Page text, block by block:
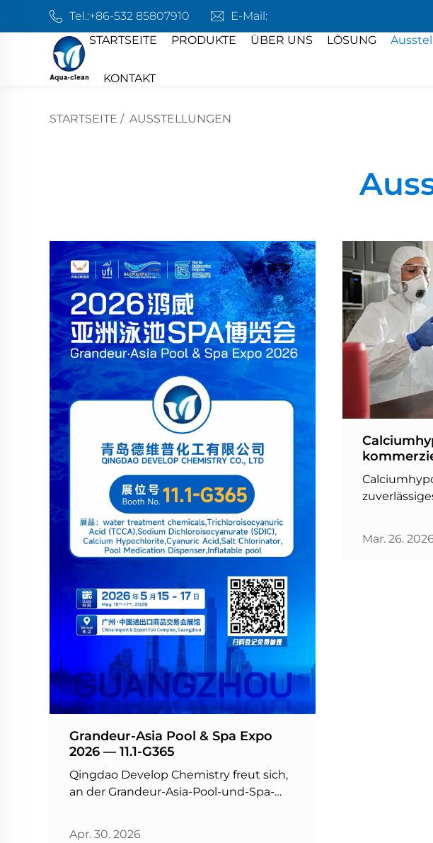
Tel.:+86-532 85807910
E-Mail:
STARTSEITE
PRODUKTE ÜBER UNS LÖSUNG
KONTAKT
STARTSEITE / AUSSTELLUNGEN
Grandeur-Asia Pool & Spa Expo
2026 — 11.1-G365
Qingdao Develop Chemistry freut sich,
an der Grandeur-Asia-Pool-und-Spa-
Apr. 30. 2026
Chemikalie
Mar. 26.